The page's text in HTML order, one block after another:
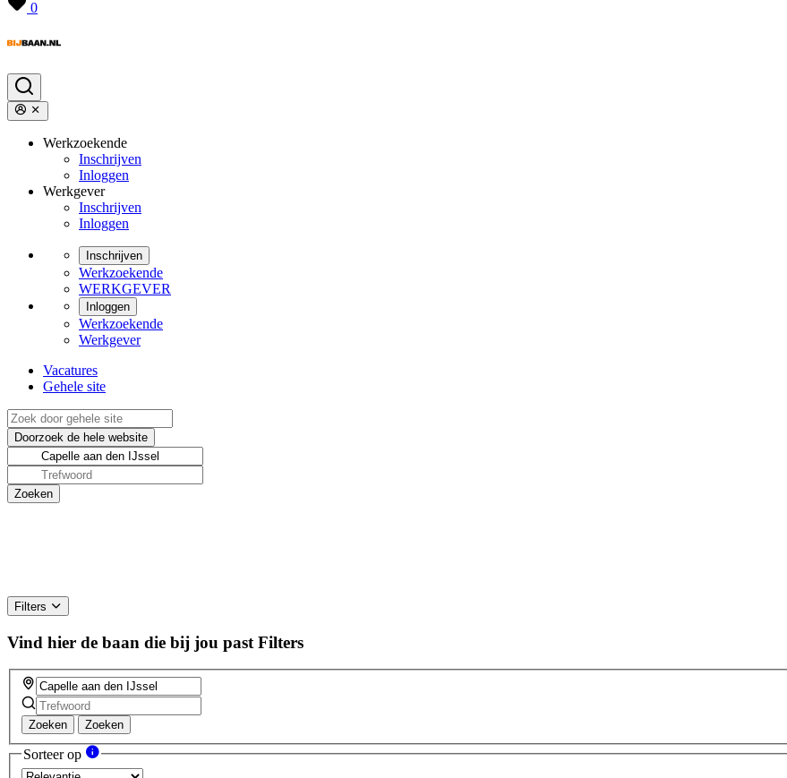
0
Werkzoekende
Inschrijven
Inloggen
Werkgever
Inschrijven
Inloggen
Inschrijven
Werkzoekende
WERKGEVER
Inloggen
Werkzoekende
Werkgever
Vacatures
Gehele site
Filters
Vind hier de baan die bij jou past Filters
Zoeken Zoeken
Sorteer op